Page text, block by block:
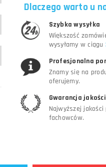
Dlaczego warto u
Szybka wysyłka
Większość
wysyłamy w ciągu
Profesjonalna
Znamy się na
oferujemy.
Gwarancja jakości
Najwyższej jakości
fachowców.